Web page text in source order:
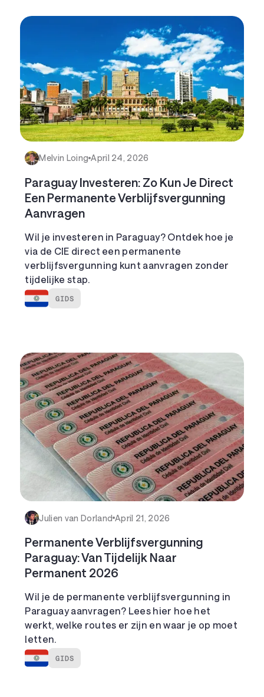
Melvin Loing April 24, 2026
Paraguay Investeren: Zo Kun Je Direct
Een Permanente Verblijfsvergunning
Aanvragen
Wil je investeren in Paraguay? Ontdek hoe je
via de CIE direct een permanente
verblijfsvergunning kunt aanvragen zonder
tijdelijke stap.
GIDS
Julien van Dorland April 21, 2026
Permanente Verblijfsvergunning
Paraguay: Van Tijdelijk Naar
Permanent 2026
Wil je de permanente verblijfsvergunning in
Paraguay aanvragen? Lees hier hoe het
werkt, welke routes er zijn en waar je op moet
letten.
GIDS